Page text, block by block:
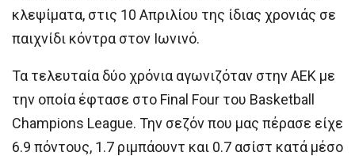
κλεψίματα, στις 10 Απριλίου της ίδιας χρονιάς σε
παιχνίδι κόντρα στον Ιωνινό.
Τα τελευταία δύο χρόνια αγωνιζόταν στην ΑΕΚ με
την οποία έφτασε στο Final Four του Basketball
Champions League. Την σεζόν που μας πέρασε είχε
6.9 πόντους, 1.7 ριμπάουντ και 0.7 ασίστ κατά μέσο